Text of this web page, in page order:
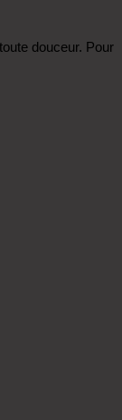
douceur. Pour